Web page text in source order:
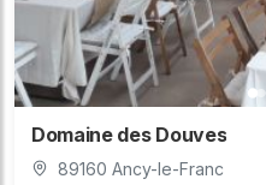
Domaine des Douves
89160 Ancy-le-Franc